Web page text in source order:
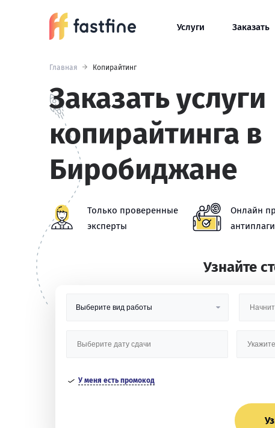
Услуги Заказать
Главная Копирайтинг
Заказать услуги
копирайтинга в
Биробиджане
Только проверенные
эксперты
Онлайн
Узнайте
У меня есть промокод